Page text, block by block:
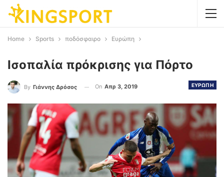
Home Sports ποδόσφαιρο Ευρώπη
Ισοπαλία πρόκρισης για Πόρτο
ΕΥΡΩΠΗ
By Γιάννης Δρόσος On Απρ 3, 2019